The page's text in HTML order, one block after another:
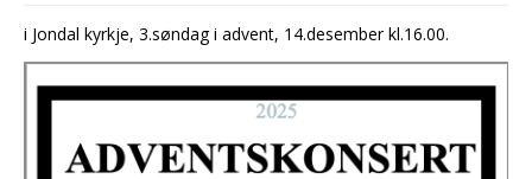
JONDAL SOKN
i Jondal kyrkje, 3.søndag i advent, 14.desember kl.16.00.